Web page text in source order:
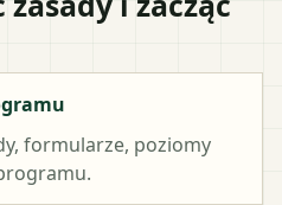
formularze, poziomy